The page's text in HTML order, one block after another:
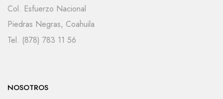
Col. Esfuerzo Nacional
Piedras Negras, Coahuila
Tel. (878) 783 11 56
NOSOTROS